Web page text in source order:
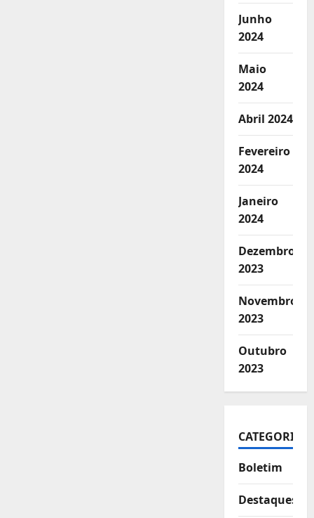
Junho
2024
Maio
2024
Abril 2024
Fevereiro
2024
Janeiro
2024
Dezembro
2023
Novembro
2023
Outubro
2023
CATEGORIAS
Boletim
Destaques